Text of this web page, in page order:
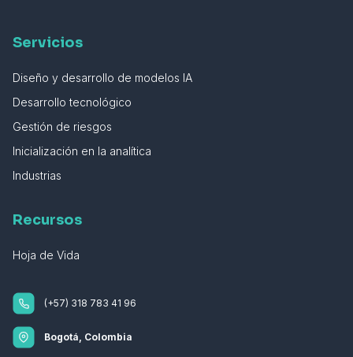
Servicios
Diseño y desarrollo de modelos IA
Desarrollo tecnológico
Gestión de riesgos
Inicialización en la analítica
Industrias
Recursos
Hoja de Vida
(+57) 318 783 41 96
Bogotá, Colombia